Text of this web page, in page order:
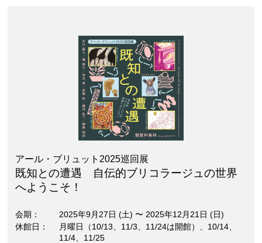
アール・ブリュット2025巡回展
既知との遭遇 自伝的ブリコラージュの世界
へようこそ！
会期 2025年9月27日 (土) 〜 2025年12月21日 (日)
休館日
月曜日（10/13、11/3、11/24は開館）、10/14、
11/4、11/25